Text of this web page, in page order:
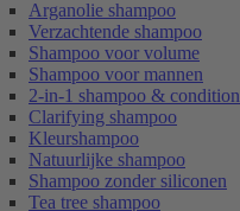
Arganolie shampoo
Verzachtende shampoo
Shampoo voor volume
Shampoo voor mannen
2-in-1 shampoo &
Clarifying shampoo
Kleurshampoo
Natuurlijke shampoo
Shampoo zonder siliconen
Tea tree shampoo